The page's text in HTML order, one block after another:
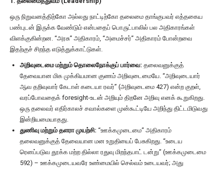
ஒரு நிறுவனத்திற்கோ அல்லது நாட்டிற்கோ தலைமை தாங்குபவர் எத்தகைய
பண்புடன் இருக்க வேண்டும் என்பதைப் பொருட்பாலில் பல அதிகாரங்கள்
விளக்குகின்றன. “அரசு” அதிகாரம், “அமைச்சர்” அதிகாரம் போன்றவை
இதற்குச் சிறந்த எடுத்துக்காட்டுகள்.
அறிவுடைமை மற்றும் தொலைநோக்குப் பார்வை: தலைவனுக்குத்
தேவையான மிக முக்கியமான குணம் அறிவுடைமையே. “அறிவுடையார்
ஆவ தறிவுவார் கேடாள் கடையா ரவர்” (அறிவுடைமை 427) என்ற குறள்,
வரப்போவதைக் foresight-உடன் அறியும் திறனே அறிவு எனக் கூறுகிறது.
ஒரு தலைவர் எதிர்காலச் சவால்களை முன்கூட்டியே அறிந்து திட்டமிடுவது
இன்றியமையாதது.
துணிவு மற்றும் தளரா முயற்சி: “ஊக்கமுடைமை” அதிகாரம்
தலைவனுக்குத் தேவையான மன உறுதியைப் பேசுகிறது. “உடைய
ரெனப்படுவ தூக்க மற்ற தில்லா ரதுவு மிறந்தபாட் டன்று” (ஊக்கமுடைமை
592) – ஊக்கமுடையவரே உண்மையில் செல்வம் உடையவர்; அது